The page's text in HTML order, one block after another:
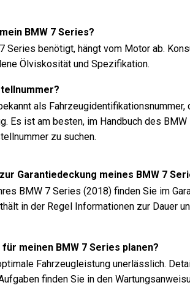
BMW 7 Series?
Series benötigt, hängt vom Motor ab.
Ölviskosität und Spezifikation.
als
Es ist am besten, im Handbuch des
zu suchen.
Garantiedeckung meines BMW 7
BMW 7 Series (2018) finden Sie im
in der Regel Informationen zur Dauer
meinen BMW 7 Series planen?
Fahrzeugleistung unerlässlich.
finden Sie in den